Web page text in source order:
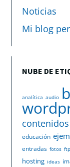
Noticias
Mi blog
NUBE DE
analítica audio
contenidos
educación
entradas fotos ftp
hosting ideas